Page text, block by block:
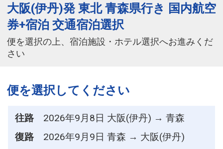
大阪(伊丹)発 東北 青森県行き 国内航空
券+宿泊 交通宿泊選択
便を選択の上、宿泊施設・ホテル選択へお進みくだ
さい
便を選択してください
往路
2026年9月8日 大阪(伊丹) → 青森
復路
2026年9月9日 青森 → 大阪(伊丹)